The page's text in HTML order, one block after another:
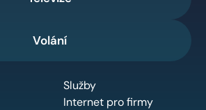
Volání
Služby
Internet pro firmy